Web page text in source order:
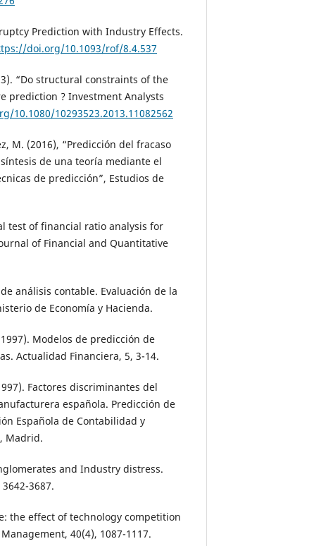
Prediction with Industry Effects.
doi.org/10.1093/rof/8.4.537
“Do structural constraints of the
prediction ? Investment Analysts
10.1080/10293523.2013.11082562
M. (2016), “Predicción del fracaso
de una teoría mediante el
de predicción”, Estudios de
test of financial ratio analysis for
of Financial and Quantitative
análisis contable. Evaluación de la
de Economía y Hacienda.
Modelos de predicción de
Actualidad Financiera, 5, 3-14.
Factores discriminantes del
española. Predicción de
Española de Contabilidad y
Madrid.
and Industry distress.
3687.
the effect of technology competition
40(4), 1087-1117.